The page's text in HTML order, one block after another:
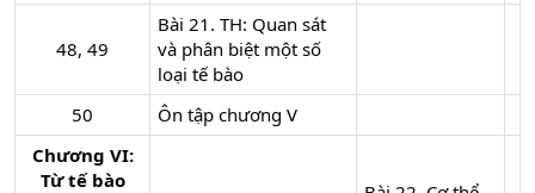
48, 49​
Bài 21. TH: Quan sát
và phân biệt một số
loại tế bào
50​
Ôn tập chương V
Chương VI:
Từ tế bào